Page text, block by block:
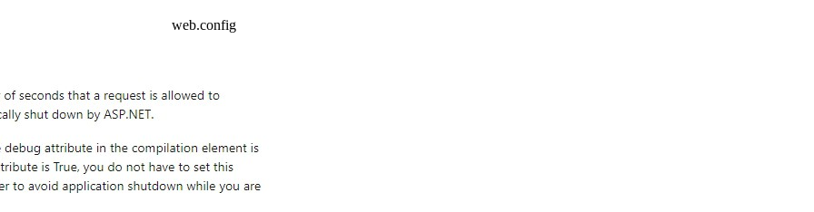
web.config